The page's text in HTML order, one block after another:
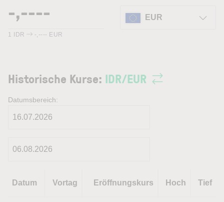
EUR
1 IDR -,---- EUR
Historische Kurse: IDR/EUR
Datumsbereich:
Datum Vortag Eröffnungskurs Hoch Tief